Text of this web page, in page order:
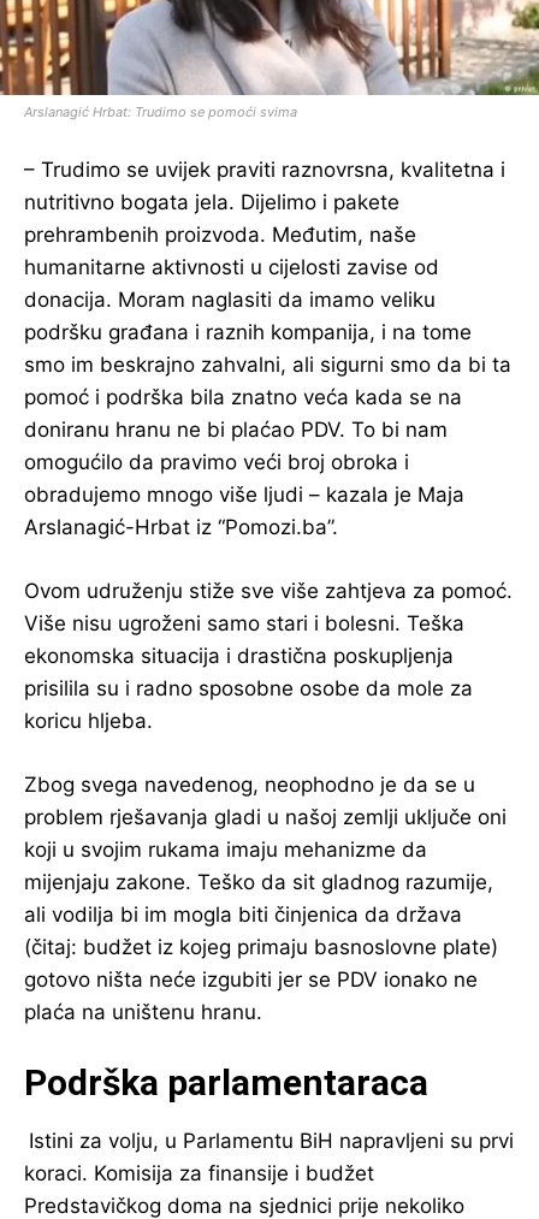
Arslanagić Hrbat: Trudimo se pomoći svima
– Trudimo se uvijek praviti raznovrsna, kvalitetna i
nutritivno bogata jela. Dijelimo i pakete
prehrambenih proizvoda. Međutim, naše
humanitarne aktivnosti u cijelosti zavise od
donacija. Moram naglasiti da imamo veliku
podršku građana i raznih kompanija, i na tome
smo im beskrajno zahvalni, ali sigurni smo da bi ta
pomoć i podrška bila znatno veća kada se na
doniranu hranu ne bi plaćao PDV. To bi nam
omogućilo da pravimo veći broj obroka i
obradujemo mnogo više ljudi – kazala je Maja
Arslanagić-Hrbat iz “Pomozi.ba”.
Ovom udruženju stiže sve više zahtjeva za pomoć.
Više nisu ugroženi samo stari i bolesni. Teška
ekonomska situacija i drastična poskupljenja
prisilila su i radno sposobne osobe da mole za
koricu hljeba.
Zbog svega navedenog, neophodno je da se u
problem rješavanja gladi u našoj zemlji uključe oni
koji u svojim rukama imaju mehanizme da
mijenjaju zakone. Teško da sit gladnog razumije,
ali vodilja bi im mogla biti činjenica da država
(čitaj: budžet iz kojeg primaju basnoslovne plate)
gotovo ništa neće izgubiti jer se PDV ionako ne
plaća na uništenu hranu.
Podrška parlamentaraca
Istini za volju, u Parlamentu BiH napravljeni su prvi
koraci. Komisija za finansije i budžet
Predstavičkog doma na sjednici prije nekoliko